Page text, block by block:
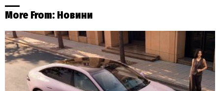
More From: Новини